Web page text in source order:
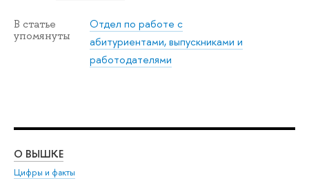
В статье
упомянуты
Отдел по работе с
абитуриентами, выпускниками и
работодателями
О ВЫШКЕ
Цифры и факты